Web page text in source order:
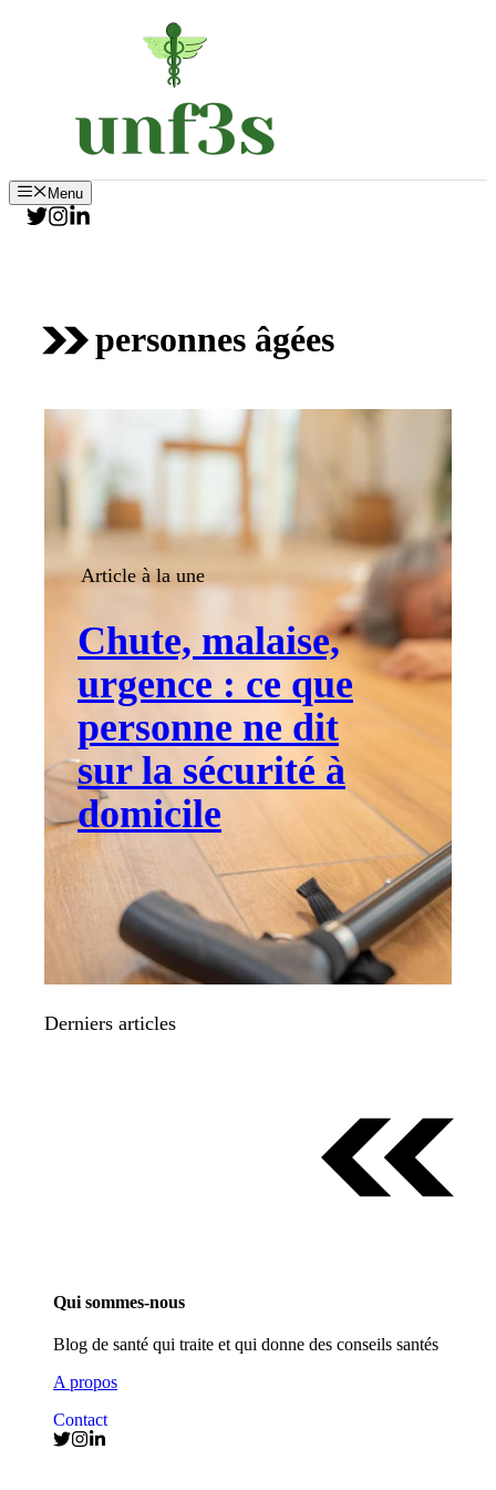
Menu
personnes âgées
Article à la une
Chute, malaise,
urgence : ce que
personne ne dit
sur la sécurité à
domicile
Derniers articles
Qui sommes-nous
Blog de santé qui traite et qui donne des conseils santés
A propos
Contact